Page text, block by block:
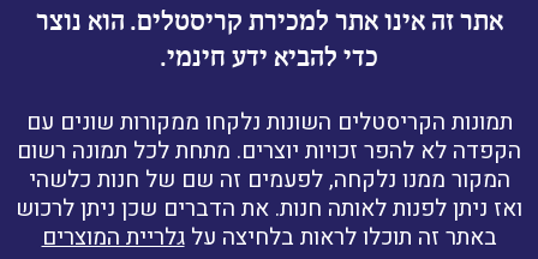
אתר זה אינו אתר למכירת קריסטלים. הוא נוצר
כדי להביא ידע חינמי.
תמונות הקריסטלים השונות נלקחו ממקורות שונים עם
הקפדה לא להפר זכויות יוצרים. מתחת לכל תמונה רשום
המקור ממנו נלקחה, לפעמים זה שם של חנות כלשהי
ואז ניתן לפנות לאותה חנות. את הדברים שכן ניתן לרכוש
באתר זה תוכלו לראות בלחיצה עלגלריית המוצרים